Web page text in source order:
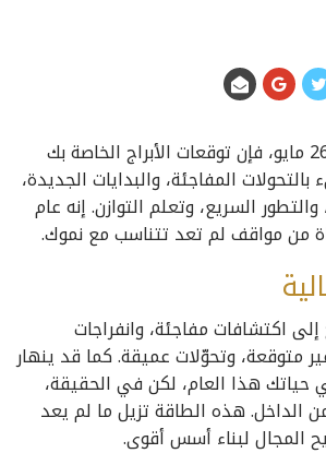
إذا كنت من مواليد 26 مايو، فإن توقعات الأبراج الخاصة بك
المفاجئة، والبدايات الجديدة،
السريع، وتعلم التوازن. إنه عام
من مواقف لم تعد تتناسب مع نموك.
إلى اكتشافات مفاجئة، وانفراجات
متوقعة، وتحوّلات عميقة. كما قد ينهار
هذا العام، لكن في الحقيقة،
الداخل. هذه الطاقة تزيل ما لم يعد
المجال لبناء أسس أقوى.